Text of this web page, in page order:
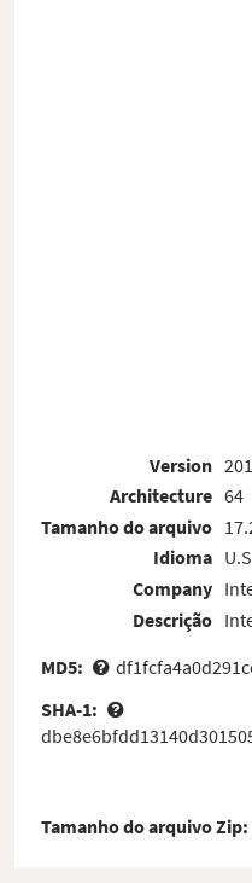
Version
Architecture
Tamanho do arquivo
Idioma
Company
Descrição
64
MD5:
SHA-1:
Tamanho do arquivo Zip: